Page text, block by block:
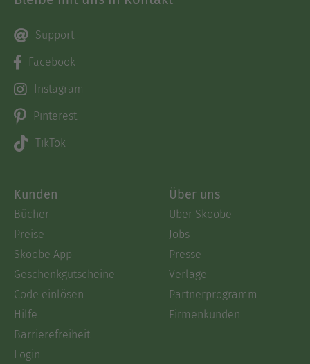
Support
Facebook
Instagram
Pinterest
TikTok
Kunden
Bücher
Preise
Skoobe App
Geschenkgutscheine
Code einlösen
Hilfe
Barrierefreiheit
Login
Über uns
Über Skoobe
Jobs
Presse
Verlage
Partnerprogramm
Firmenkunden